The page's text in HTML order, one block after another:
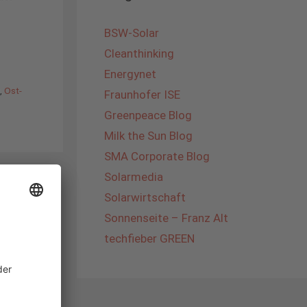
Ost-
BSW-Solar
Cleanthinking
Energynet
Fraunhofer ISE
Greenpeace Blog
Milk the Sun Blog
SMA Corporate Blog
Solarmedia
Solarwirtschaft
Sonnenseite – Franz Alt
techfieber GREEN